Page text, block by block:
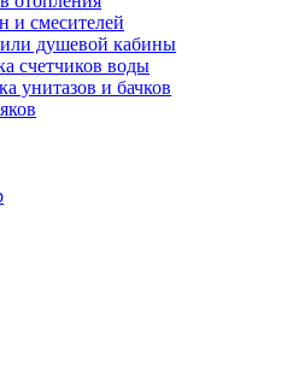
и смесителей
душевой кабины
счетчиков воды
унитазов и бачков